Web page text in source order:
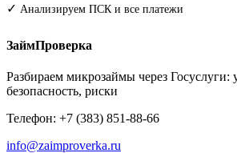
✓ Анализируем ПСК и все платежи
ЗаймПроверка
Разбираем микрозаймы через Госуслуги:
безопасность, риски
Телефон: +7 (383) 851-88-66
info@zaimproverka.ru